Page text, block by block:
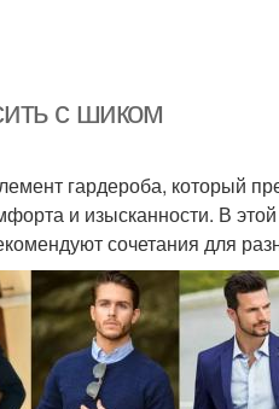
с шиком
гардероба, который
и изысканности. В
сочетания для